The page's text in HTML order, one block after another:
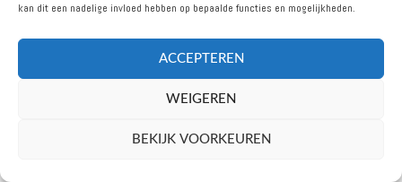
kan dit een nadelige invloed hebben op bepaalde functies en mogelijkheden.
ACCEPTEREN
WEIGEREN
BEKIJK VOORKEUREN
VOLG ONS